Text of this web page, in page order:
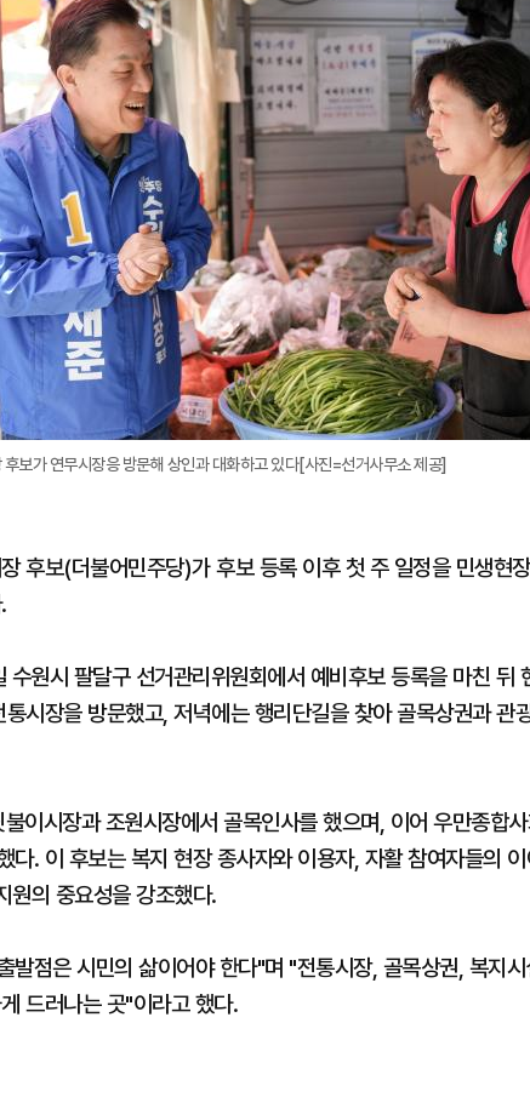
후보가 연무시장응 방문해 상인과 대화하고 있다[사진=선거사무소 제공]
후보(더불어민주당)가 후보 등록 이후 첫 주 일정을 민생현
수원시 팔달구 선거관리위원회에서 예비후보 등록을 마친 뒤
시장을 방문했고, 저녁에는 행리단길을 찾아 골목상권과 관
이시장과 조원시장에서 골목인사를 했으며, 이어 우만종합
다. 이 후보는 복지 현장 종사자와 이용자, 자활 참여자들의
원의 중요성을 강조했다.
발점은 시민의 삶이어야 한다"며 "전통시장, 골목상권, 복지
드러나는 곳"이라고 했다.